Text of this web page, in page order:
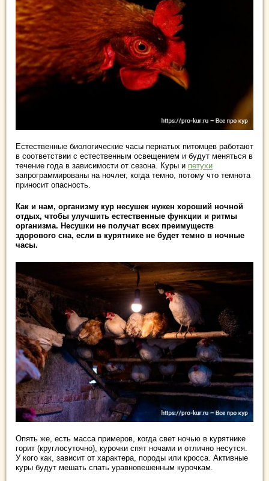
Естественные биологические часы пернатых питомцев работают
в соответствии с естественным освещением и будут меняться в
течение года в зависимости от сезона. Куры и петухи
запрограммированы на ночлег, когда темно, потому что темнота
приносит опасность.
Как и нам, организму кур несушек нужен хороший ночной
отдых, чтобы улучшить естественные функции и ритмы
организма. Несушки не получат всех преимуществ
здорового сна, если в курятнике не будет темно в ночные
часы.
Опять же, есть масса примеров, когда свет ночью в курятнике
горит (круглосуточно), курочки спят ночами и отлично несутся.
У кого как, зависит от характера, породы или кросса. Активные
куры будут мешать спать уравновешенным курочкам.